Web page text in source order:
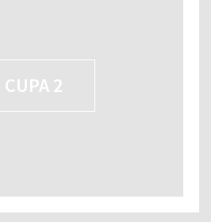
CUPA 2